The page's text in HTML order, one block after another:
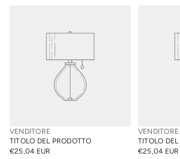
VENDITORE
TITOLO DEL PRODOTTO
PREZZO
€25,04 EUR
VENDITORE
TITOLO
PREZZO
€25,04 EUR